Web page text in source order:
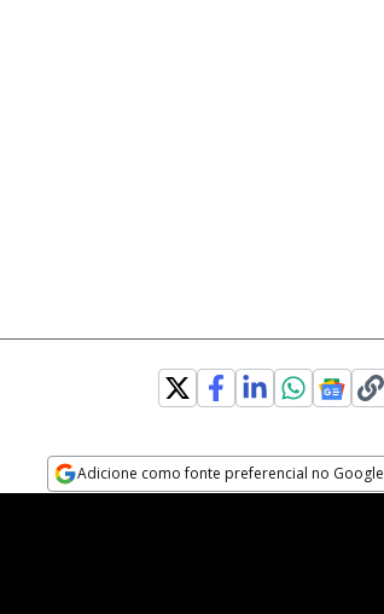
Adicione como fonte preferencial no Google